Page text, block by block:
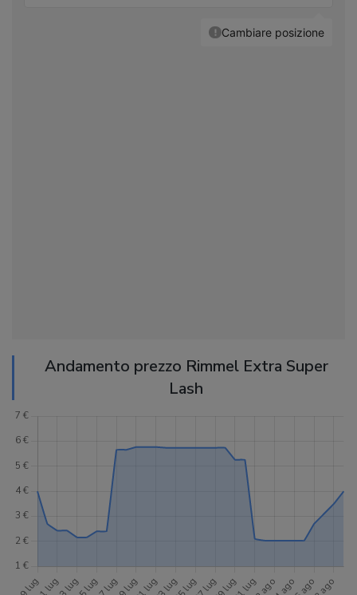
Andamento prezzo Rimmel Extra Super
Lash